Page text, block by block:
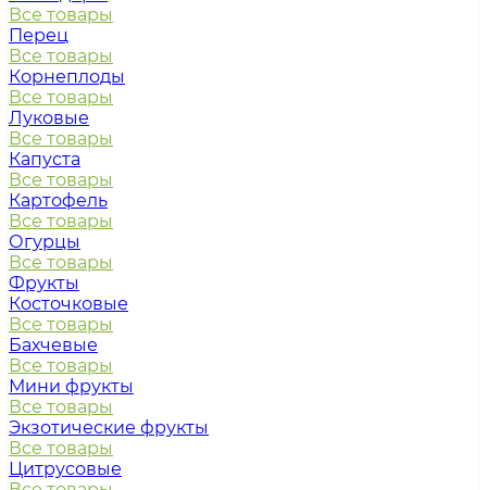
Все товары
Перец
Все товары
Корнеплоды
Все товары
Луковые
Все товары
Капуста
Все товары
Картофель
Все товары
Огурцы
Все товары
Фрукты
Косточковые
Все товары
Бахчевые
Все товары
Мини фрукты
Все товары
Экзотические фрукты
Все товары
Цитрусовые